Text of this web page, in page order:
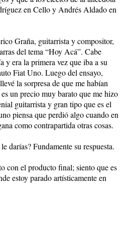
en Cello y Andrés Aldado en
Graña, guitarrista y compositor,
del tema “Hoy Acá”. Cabe
y era la primera vez que iba a su
Fiat Uno. Luego del ensayo,
la sorpresa de que me habían
un precio muy barato que me hizo
guitarrista y gran tipo que es el
piensa que perdió algo cuando en
como contrapartida otras cosas.
darías? Fundamente su respuesta.
con el producto final; siento que es
estoy parado artísticamente en